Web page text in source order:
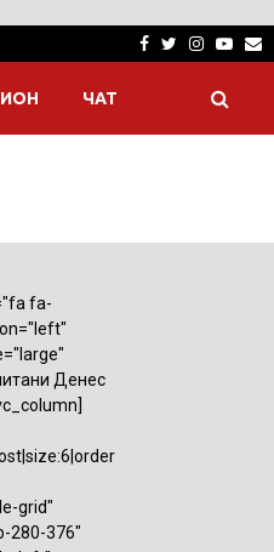
Facebook
Twitter
ЧАТ
fa-
Денес
grid"
280-376"